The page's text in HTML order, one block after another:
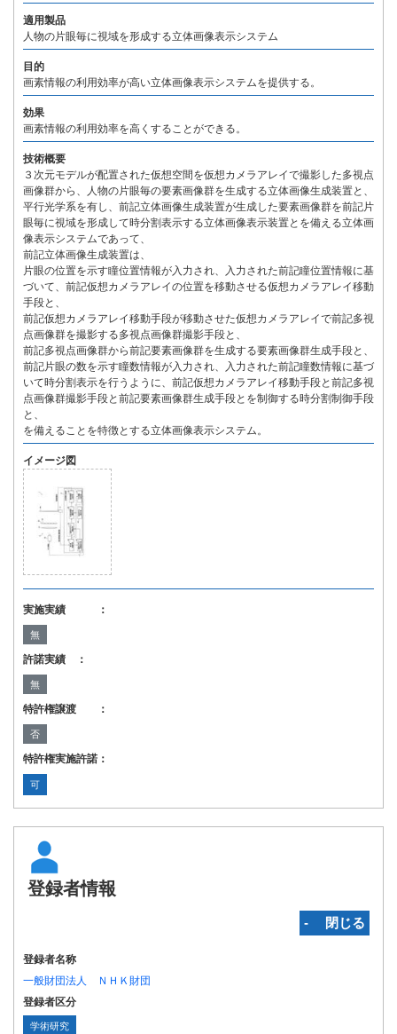
適用製品
人物の片眼毎に視域を形成する立体画像表示システム
目的
画素情報の利用効率が高い立体画像表示システムを提供する。
効果
画素情報の利用効率を高くすることができる。
技術概要
３次元モデルが配置された仮想空間を仮想カメラアレイで撮影した多視点
画像群から、人物の片眼毎の要素画像群を生成する立体画像生成装置と、
平行光学系を有し、前記立体画像生成装置が生成した要素画像群を前記片
眼毎に視域を形成して時分割表示する立体画像表示装置とを備える立体画
像表示システムであって、
前記立体画像生成装置は、
片眼の位置を示す瞳位置情報が入力され、入力された前記瞳位置情報に基
づいて、前記仮想カメラアレイの位置を移動させる仮想カメラアレイ移動
手段と、
前記仮想カメラアレイ移動手段が移動させた仮想カメラアレイで前記多視
点画像群を撮影する多視点画像群撮影手段と、
前記多視点画像群から前記要素画像群を生成する要素画像群生成手段と、
前記片眼の数を示す瞳数情報が入力され、入力された前記瞳数情報に基づ
いて時分割表示を行うように、前記仮想カメラアレイ移動手段と前記多視
点画像群撮影手段と前記要素画像群生成手段とを制御する時分割制御手段
と、
を備えることを特徴とする立体画像表示システム。
イメージ図
実施実績 ：
無
許諾実績 ：
無
特許権譲渡 ：
否
特許権実施許諾：
可
登録者情報
‐ 閉じる
登録者名称
一般財団法人 ＮＨＫ財団
登録者区分
学術研究